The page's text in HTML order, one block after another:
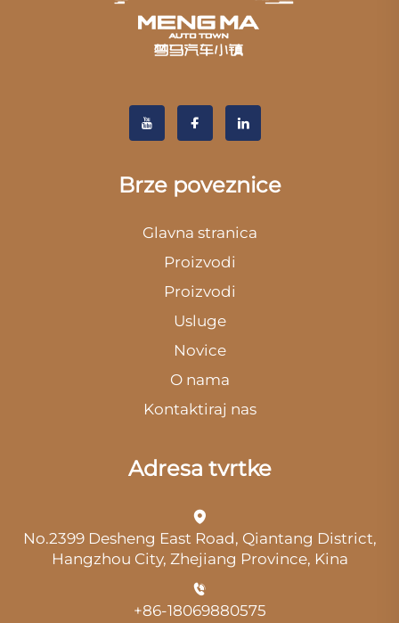
Brze poveznice
Glavna stranica
Proizvodi
Proizvodi
Usluge
Novice
O nama
Kontaktiraj nas
Adresa tvrtke
No.2399 Desheng East Road, Qiantang District,
Hangzhou City, Zhejiang Province, Kina
+86-18069880575